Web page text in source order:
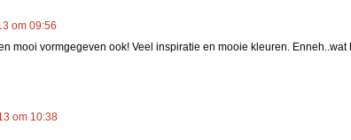
om 09:56
mooi vormgegeven ook! Veel inspiratie en mooie kleuren.
om 10:38